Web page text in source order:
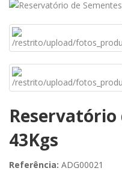
Reservatório
43Kgs
Referência: ADG00021